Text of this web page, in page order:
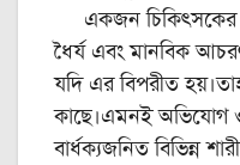
একজন চিকিৎসকের
ধৈর্য এবং মানবিক
যদি এর বিপরীত
কাছে।এমনই অভিযোগ
বার্ধক্যজনিত বিভিন্ন